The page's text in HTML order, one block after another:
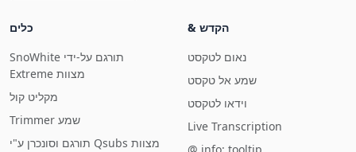
כלים
SnoWhite תורגם על-ידי
Extreme מצוות
מקליט קול
Trimmer שמע
תורגם וסונכרן ע"י Qsubs מצוות
& הקדש
נאום לטקסט
שמע אל טקסט
וידאו לטקסט
Live Transcription